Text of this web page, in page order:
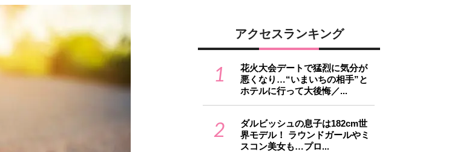
アクセスランキング
1
花火大会デートで猛烈に気分が
悪くなり…“いまいちの相手”と
ホテルに行って大後悔／...
2
ダルビッシュの息子は182cm世
界モデル！ ラウンドガールやミ
スコン美女も…プロ...